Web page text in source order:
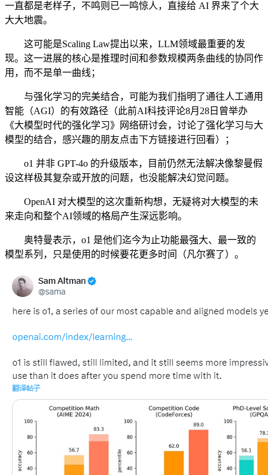
一直都是老样子，不鸣则已一鸣惊人，直接给 AI 界来了个大
大大地震。
这可能是Scaling Law提出以来，LLM领域最重要的发
现。这一进展的核心是推理时间和参数规模两条曲线的协同作
用，而不是单一曲线；
与强化学习的完美结合，可能为我们指明了通往人工通用
智能（AGI）的有效路径（此前AI科技评论8月28日曾举办
《大模型时代的强化学习》网络研讨会，讨论了强化学习与大
模型的结合，感兴趣的朋友点击下方链接进行回看）；
o1 并非 GPT-4o 的升级版本，目前仍然无法解决像黎曼假
设这样极其复杂或开放的问题，也没能解决幻觉问题。
OpenAI 对大模型的这次重新构想，无疑将对大模型的未
来走向和整个AI领域的格局产生深远影响。
奥特曼表示，o1 是他们迄今为止功能最强大、最一致的
模型系列，只是使用的时候要花更多时间（凡尔赛了）。